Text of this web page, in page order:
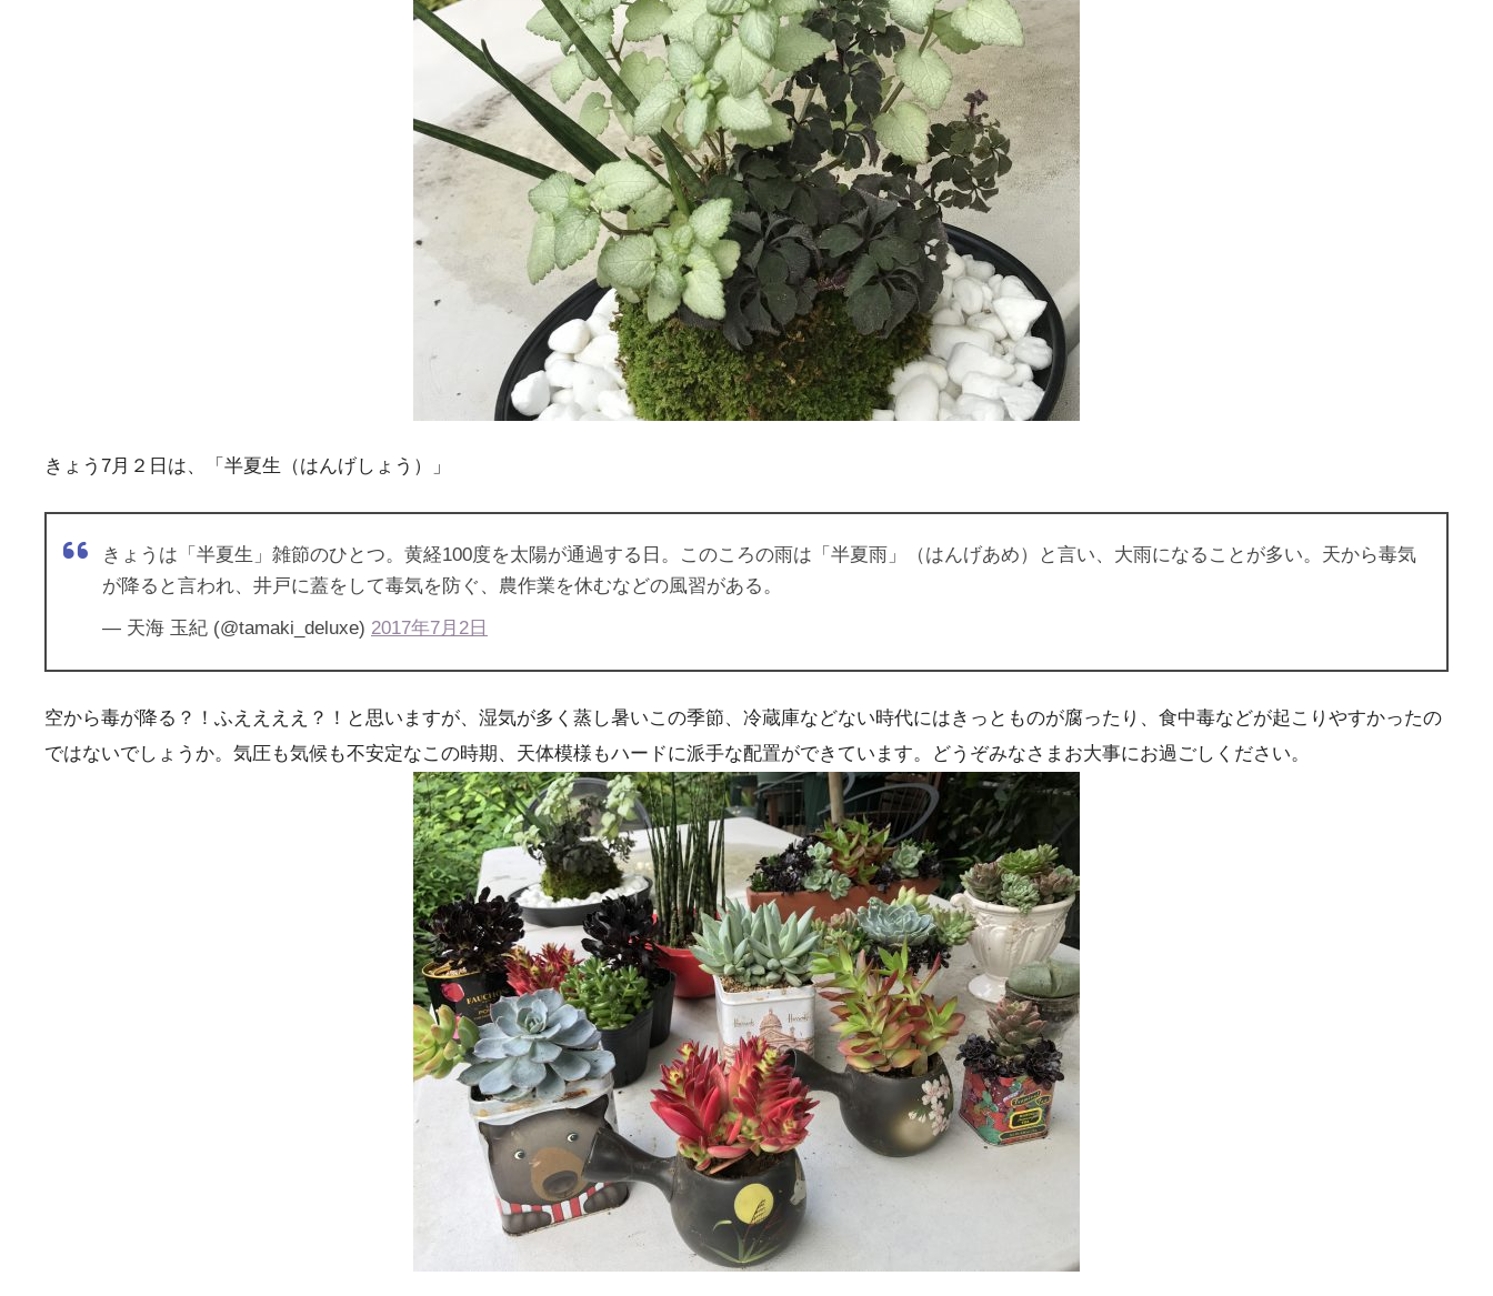
きょう7月２日は、「半夏生（はんげしょう）」
きょうは「半夏生」雑節のひとつ。黄経100度を太陽が通過する日。このころの雨は「半夏雨」（はんげあめ）と言い、大雨になることが多い。天から毒気
が降ると言われ、井戸に蓋をして毒気を防ぐ、農作業を休むなどの風習がある。
— 天海 玉紀 (@tamaki_deluxe) 2017年7月2日
空から毒が降る？！ふええええ？！と思いますが、湿気が多く蒸し暑いこの季節、冷蔵庫などない時代にはきっとものが腐ったり、食中毒などが起こりやすかったの
ではないでしょうか。気圧も気候も不安定なこの時期、天体模様もハードに派手な配置ができています。どうぞみなさまお大事にお過ごしください。